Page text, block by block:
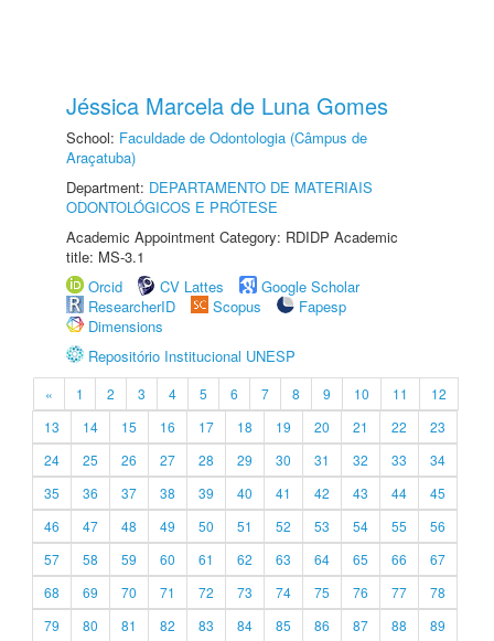
Jéssica Marcela de Luna Gomes
School: Faculdade de Odontologia (Câmpus de
Araçatuba)
Department: DEPARTAMENTO DE MATERIAIS
ODONTOLÓGICOS E PRÓTESE
Academic Appointment Category: RDIDP Academic
title: MS-3.1
Orcid
CV Lattes
Google Scholar
ResearcherID
Scopus
Fapesp
Dimensions
Repositório Institucional UNESP
« 1 2 3 4 5 6 7 8 9 10 11
12
13
14 15 16 17 18 19 20 21 22
23
24
25 26 27 28 29 30 31 32 33
34
35
36 37 38 39 40 41 42 43 44
45
46
47 48 49 50 51 52 53 54 55
56
57
58 59 60 61 62 63 64 65 66
67
68
69 70 71 72 73 74 75 76 77
78
79
80 81 82 83 84 85 86 87 88
89